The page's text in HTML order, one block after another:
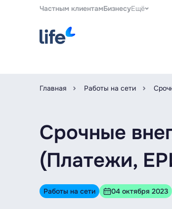
Частным клиентамБизнесуЕщё
Главная Работы на сети
Срочные
(Платежи,
Работы на сети 04 октября 2023